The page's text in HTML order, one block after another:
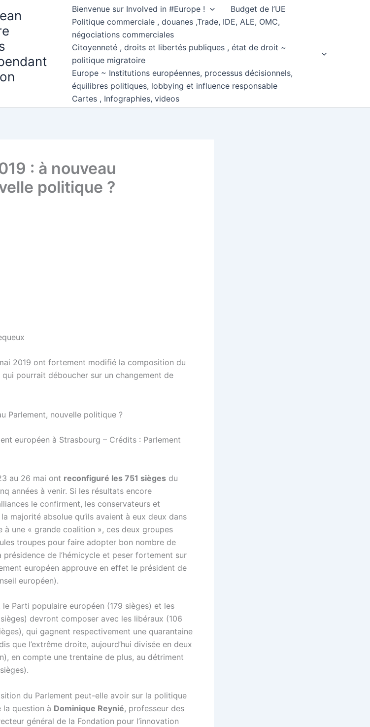
Bienvenue sur Involved in #Europe !
Budget de l’UE
Politique commerciale , douanes ,Trade, IDE, ALE, OMC,
négociations commerciales
Citoyenneté , droits et libertés publiques , état de droit ~
politique migratoire
Europe ~ Institutions européennes, processus décisionnels,
équilibres politiques, lobbying et influence responsable
Cartes , Infographies, videos
: à nouveau
politique ?
2019 ont fortement modifié la composition du
pourrait déboucher sur un changement de
européen à Strasbourg – Crédits : Parlement
au 26 mai ont reconfiguré les 751 sièges du
années à venir. Si les résultats encore
le confirment, les conservateurs et
majorité absolue qu’ils avaient à eux deux dans
à une « grande coalition », ces deux groupes
troupes pour faire adopter bon nombre de
de l’hémicycle et peser fortement sur
européen approuve en effet le président de
européen).
le Parti populaire européen (179 sièges) et les
devront composer avec les libéraux (106
qui gagnent respectivement une quarantaine
que l’extrême droite, aujourd’hui divisée en deux
en compte une trentaine de plus, au détriment
du Parlement peut-elle avoir sur la politique
la question à Dominique Reynié, professeur des
général de la Fondation pour l’innovation